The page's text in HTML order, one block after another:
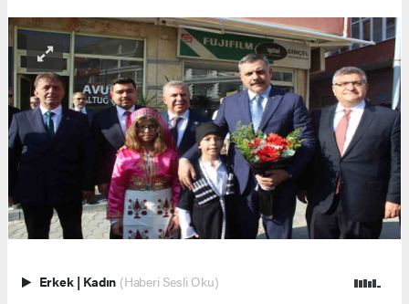
Erkek | Kadın (Haberi Sesli Oku)